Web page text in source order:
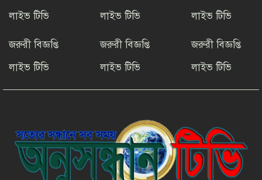
উদ্যোগের ডাক ইনফো বাংলার
আহমেদের জন্মদিনে ব্যতিক্রমী আত্মীয়
সাংবাদিকতার মর্যাদা রক্ষায় ঐক্যের
প্রত্যয়, জেএসএস চট্টগ্রাম মহানগর
কমিটির নতুন নেতৃত্বের পরিচিতি
লাইভ টিভি
লাইভ টিভি
লাইভ টিভি
জরুরী বিজ্ঞপ্তি
লাইভ টিভি
জরুরী বিজ্ঞপ্তি
লাইভ টিভি
জরুরী বিজ্ঞপ্তি
লাইভ টিভি